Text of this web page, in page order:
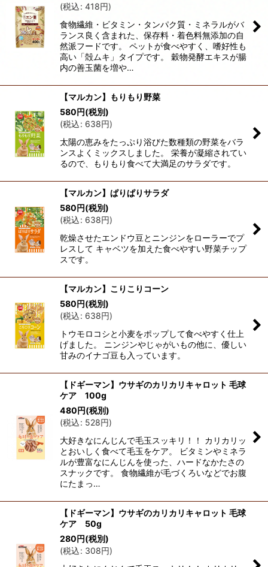
(税込: 418円)
食物繊維・ビタミン・タンパク質・ミネラルがバ
ランス良く含まれた、保存料・着色料無添加の自
然派フードです。 ペットが食べやすく、嗜好性も
高い「殻ムキ」タイプです。 穀物発酵エキスが腸
内の善玉菌を増や…
【マルカン】もりもり野菜
580円(税別)
(税込: 638円)
太陽の恵みをたっぷり浴びた数種類の野菜をバラ
ンスよくミックスしました。 栄養が凝縮されてい
るので、もりもり食べて大満足のサラダです。
【マルカン】ぱりぱりサラダ
580円(税別)
(税込: 638円)
乾燥させたエンドウ豆とニンジンをローラーでプ
レスして キャベツを加えた食べやすい野菜チップ
スです。
【マルカン】こりこりコーン
580円(税別)
(税込: 638円)
トウモロコシと小麦をポップして食べやすく仕上
げました。 ニンジンやじゃがいもの他に、優しい
甘みのイナゴ豆も入っています。
【ドギーマン】ウサギのカリカリキャロット 毛球
ケア 100g
480円(税別)
(税込: 528円)
大好きなにんじんで毛玉スッキリ！！ カリカリッ
とおいしく食べて毛玉をケア。 ビタミンやミネラ
ルが豊富なにんじんを使った、ハードなかたさの
スナックです。 食物繊維が毛づくろいなどでお腹
にたまっ…
【ドギーマン】ウサギのカリカリキャロット 毛球
ケア 50g
280円(税別)
(税込: 308円)